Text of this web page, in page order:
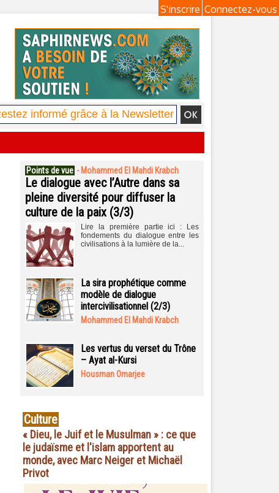
Connectez-vous
S'inscrire
Points de vue - Mohammed El Mahdi Krabch
Le dialogue avec l’Autre dans sa
pleine diversité pour diffuser la
culture de la paix (3/3)
Lire la première partie ici : Les
fondements du dialogue entre les
civilisations à la lumière de la...
La sira prophétique comme
modèle de dialogue
intercivilisationnel (2/3)
Mohammed El Mahdi Krabch
Les vertus du verset du Trône
– Ayat al-Kursi
Housman Omarjee
Culture
« Dieu, le Juif et le Musulman » : ce que
le judaïsme et l'islam apportent au
monde, avec Marc Neiger et Michaël
Privot